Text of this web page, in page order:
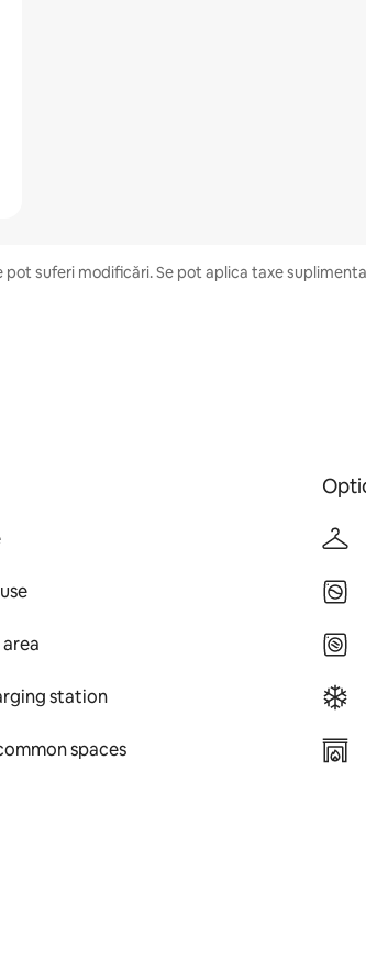
suferi modificări. Se pot aplica taxe
station
spaces